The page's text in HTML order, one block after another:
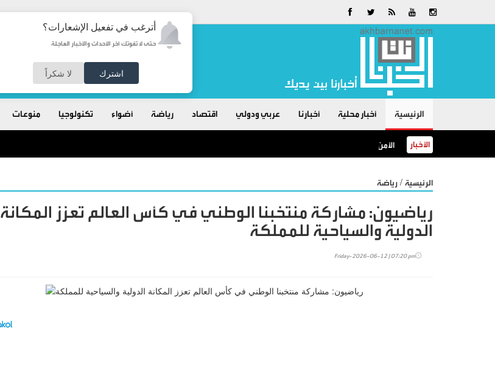
أترغب في تفعيل الإشعارات؟
حتى لا تفوتك آخر الأحداث والأخبار العاجلة
اشترك لا شكراً
الرئيسية أخبار محلية أخبارنا عربي ودولي اقتصاد رياضة أضواء تكنولوجيا منوعات
الأخبار الأمن العام: البرك الزراعية خطرٌ لا مكان للسباحة فيها
الرئيسية / رياضة
رياضيون: مشاركة منتخبنا الوطني في كأس العالم تعزز المكانة
الدولية والسياحية للمملكة
Friday-2026-06-12 | 07:20 pm